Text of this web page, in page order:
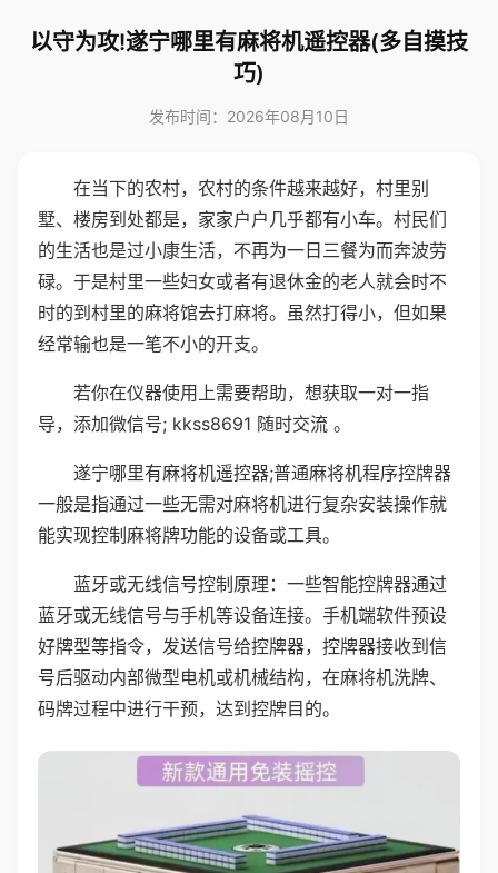
以守为攻!遂宁哪里有麻将机遥控器(多自摸技
巧)
发布时间：2026年08月10日
在当下的农村，农村的条件越来越好，村里别
墅、楼房到处都是，家家户户几乎都有小车。村民们
的生活也是过小康生活，不再为一日三餐为而奔波劳
碌。于是村里一些妇女或者有退休金的老人就会时不
时的到村里的麻将馆去打麻将。虽然打得小，但如果
经常输也是一笔不小的开支。
若你在仪器使用上需要帮助，想获取一对一指
导，添加微信号; kkss8691 随时交流 。
遂宁哪里有麻将机遥控器;普通麻将机程序控牌器
一般是指通过一些无需对麻将机进行复杂安装操作就
能实现控制麻将牌功能的设备或工具。
蓝牙或无线信号控制原理：一些智能控牌器通过
蓝牙或无线信号与手机等设备连接。手机端软件预设
好牌型等指令，发送信号给控牌器，控牌器接收到信
号后驱动内部微型电机或机械结构，在麻将机洗牌、
码牌过程中进行干预，达到控牌目的。